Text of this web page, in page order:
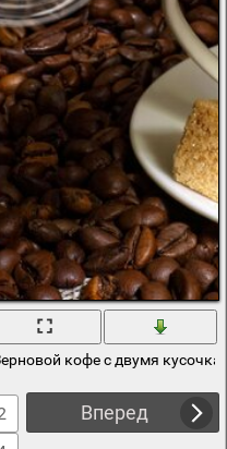
кофе с двумя
Вперед